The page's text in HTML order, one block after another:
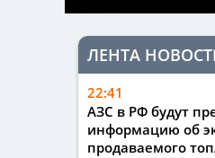
ЛЕНТА
22:41
АЗС в РФ будут
информацию об
продаваемого